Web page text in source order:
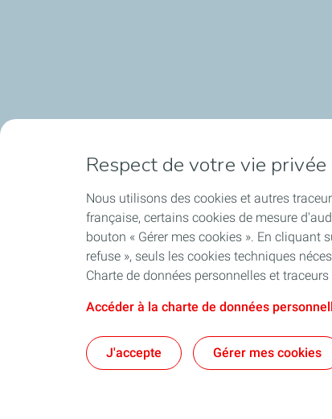
Respect de votre vie privée
Nous utilisons des cookies et autres
française, certains cookies de mesure
bouton « Gérer mes cookies ». En cliquant
refuse », seuls les cookies techniques
Charte de données personnelles et traceurs
Accéder à la charte de données
J'accepte Gérer mes cookies